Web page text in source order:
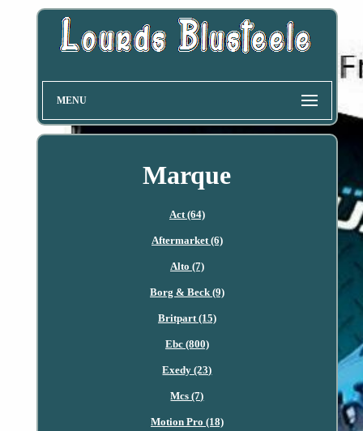
MENU
Marque
Act (64)
Aftermarket (6)
Alto (7)
Borg & Beck (9)
Britpart (15)
Ebc (800)
Exedy (23)
Mcs (7)
Motion Pro (18)